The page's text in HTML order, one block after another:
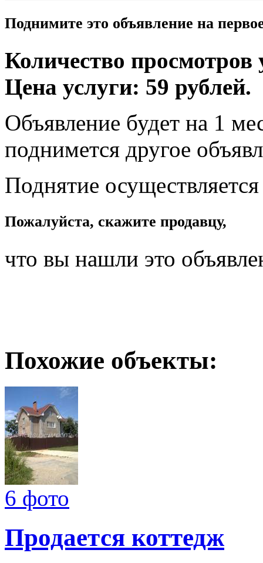
Поднимите это объявление на
Количество просмотров
Цена услуги: 59 рублей.
Объявление будет на 1
поднимется другое
Поднятие
Пожалуйста, скажите продавцу,
что вы нашли это
Похожие объекты:
6 фото
Продается коттедж